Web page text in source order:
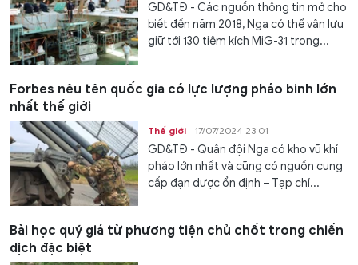
GD&TĐ - Các nguồn thông tin mở cho
biết đến năm 2018, Nga có thể vẫn lưu
giữ tới 130 tiêm kích MiG-31 trong...
Forbes nêu tên quốc gia có lực lượng pháo binh lớn
nhất thế giới
Thế giới 17/07/2024 23:01
GD&TĐ - Quân đội Nga có kho vũ khí
pháo lớn nhất và cũng có nguồn cung
cấp đạn dược ổn định – Tạp chí...
Bài học quý giá từ phương tiện chủ chốt trong chiến
dịch đặc biệt